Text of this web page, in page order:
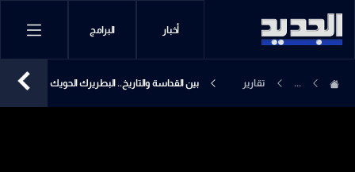
أخبار البرامج
...
تقارير
بين القداسة والتاريخ.. البطريرك الحويك